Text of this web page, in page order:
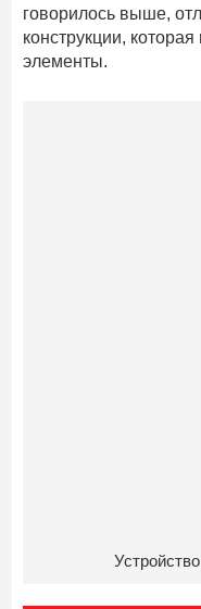
говорилось выше,
конструкции,
элементы.